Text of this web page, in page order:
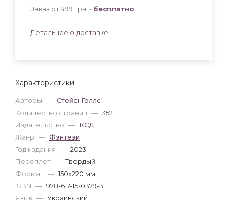
Характеристики
Авторы — Стейсі Голлс
Количество страниц — 352
Издательство — КСД
Жанр — Фэнтези
Год издания — 2023
Переплет — Твердый
Формат — 150x220 мм
ISBN — 978-617-15-0379-3
Язык — Украинский
Заказ от 499 грн. - бесплатно
Детальнее о доставке